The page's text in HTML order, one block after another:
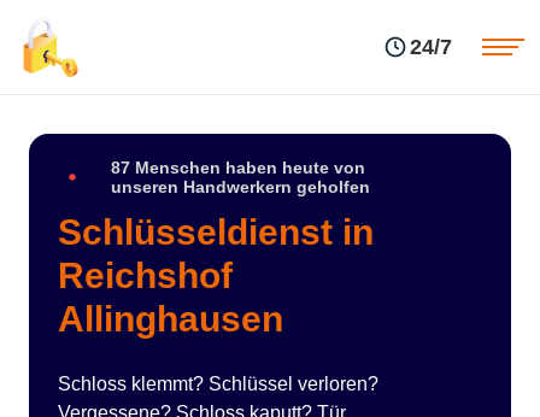
24/7
87 Menschen haben heute von
unseren Handwerkern geholfen
Schlüsseldienst in
Reichshof
Allinghausen
Schloss klemmt? Schlüssel verloren?
Vergessene? Schloss kaputt? Tür